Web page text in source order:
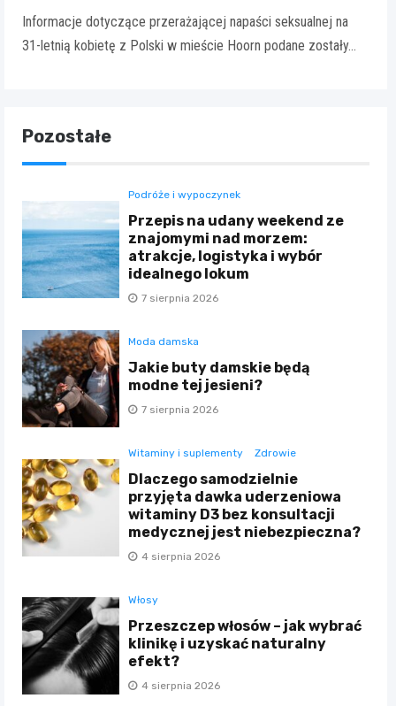
Informacje dotyczące przerażającej napaści seksualnej na
31-letnią kobietę z Polski w mieście Hoorn podane zostały…
Pozostałe
Podróże i wypoczynek
Przepis na udany weekend ze
znajomymi nad morzem:
atrakcje, logistyka i wybór
idealnego lokum
7 sierpnia 2026
Moda damska
Jakie buty damskie będą
modne tej jesieni?
7 sierpnia 2026
Witaminy i suplementy Zdrowie
Dlaczego samodzielnie
przyjęta dawka uderzeniowa
witaminy D3 bez konsultacji
medycznej jest niebezpieczna?
4 sierpnia 2026
Włosy
Przeszczep włosów – jak wybrać
klinikę i uzyskać naturalny
efekt?
4 sierpnia 2026